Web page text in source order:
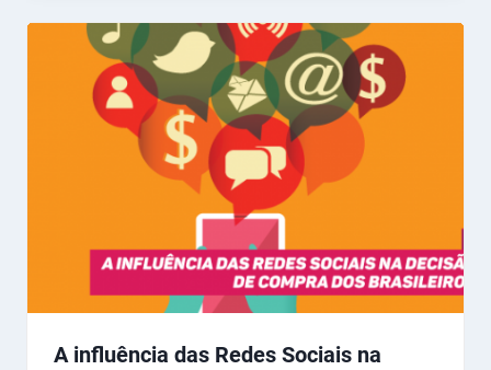
A influência das Redes Sociais na